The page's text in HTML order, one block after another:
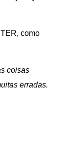
como
coisas
erradas.